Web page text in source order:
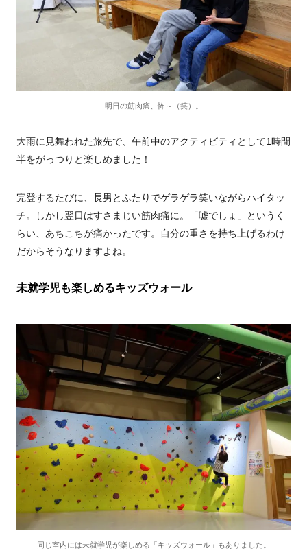
明日の筋肉痛、怖～（笑）。
大雨に見舞われた旅先で、午前中のアクティビティとして1時間
半をがっつりと楽しめました！
完登するたびに、長男とふたりでゲラゲラ笑いながらハイタッ
チ。しかし翌日はすさまじい筋肉痛に。「嘘でしょ」というく
らい、あちこちが痛かったです。自分の重さを持ち上げるわけ
だからそうなりますよね。
未就学児も楽しめるキッズウォール
同じ室内には未就学児が楽しめる「キッズウォール」もありました。